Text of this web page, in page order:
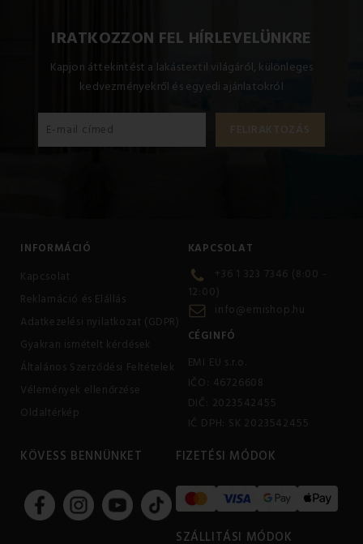
IRATKOZZON FEL HÍRLEVELÜNKRE
Kapjon áttekintést a lakástextil világáról, különleges
kedvezményekről és egyedi ajánlatokról
INFORMÁCIÓ
Kapcsolat
Reklamáció és Elállás
Adatkezelési nyilatkozat (GDPR)
Gyakran ismételt kérdések
Általános Szerződési Feltételek
Vélemények ellenőrzése
Oldaltérkép
KAPCSOLAT
+36 1 323 7346 (8:00 -
12:00)
info@emishop.hu
CÉGINFÓ
EMI EU s.r.o.
IČO: 46726608
DIČ: 2023542455
IČ DPH: SK 2023542455
KÖVESS BENNÜNKET FIZETÉSI MÓDOK
SZÁLLITÁSI MÓDOK